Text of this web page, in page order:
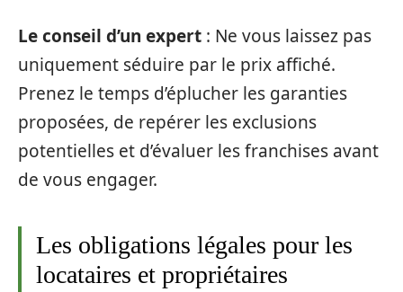
Le conseil d’un expert : Ne vous laissez pas
uniquement séduire par le prix affiché.
Prenez le temps d’éplucher les garanties
proposées, de repérer les exclusions
potentielles et d’évaluer les franchises avant
de vous engager.
Les obligations légales pour les
locataires et propriétaires